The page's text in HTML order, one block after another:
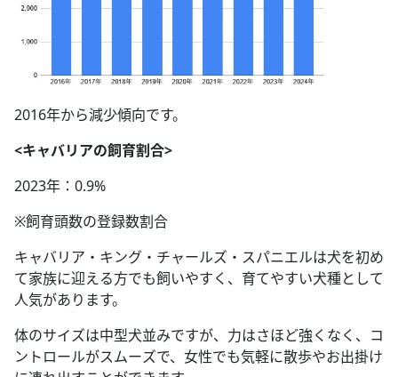
2016年から減少傾向です。
<キャバリアの飼育割合>
2023年：0.9%
※飼育頭数の登録数割合
キャバリア・キング・チャールズ・スパニエルは犬を初め
て家族に迎える方でも飼いやすく、育てやすい犬種として
人気があります。
体のサイズは中型犬並みですが、力はさほど強くなく、コ
ントロールがスムーズで、女性でも気軽に散歩やお出掛け